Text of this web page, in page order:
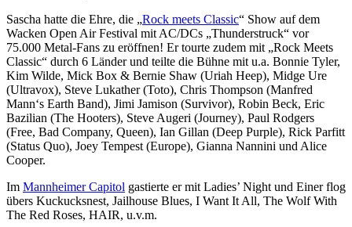
Sascha hatte die Ehre, die „Rock meets Classic“ Show auf dem
Wacken Open Air Festival mit AC/DCs „Thunderstruck“ vor
75.000 Metal-Fans zu eröffnen! Er tourte zudem mit „Rock Meets
Classic“ durch 6 Länder und teilte die Bühne mit u.a. Bonnie Tyler,
Kim Wilde, Mick Box & Bernie Shaw (Uriah Heep), Midge Ure
(Ultravox), Steve Lukather (Toto), Chris Thompson (Manfred
Mann‘s Earth Band), Jimi Jamison (Survivor), Robin Beck, Eric
Bazilian (The Hooters), Steve Augeri (Journey), Paul Rodgers
(Free, Bad Company, Queen), Ian Gillan (Deep Purple), Rick Parfitt
(Status Quo), Joey Tempest (Europe), Gianna Nannini und Alice
Cooper.
Im Mannheimer Capitol gastierte er mit Ladies’ Night und Einer flog
übers Kuckucksnest, Jailhouse Blues, I Want It All, The Wolf With
The Red Roses, HAIR, u.v.m.